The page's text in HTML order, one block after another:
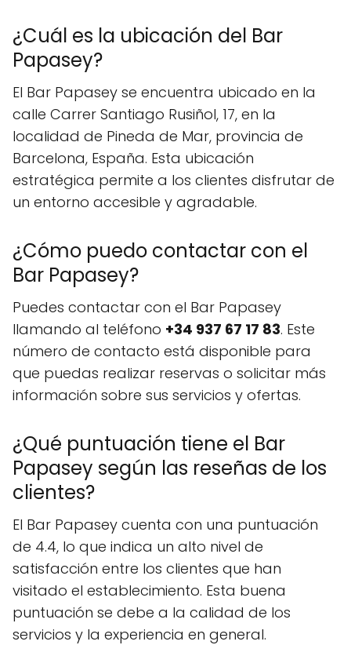
¿Cuál es la ubicación del Bar
Papasey?
El Bar Papasey se encuentra ubicado en la
calle Carrer Santiago Rusiñol, 17, en la
localidad de Pineda de Mar, provincia de
Barcelona, España. Esta ubicación
estratégica permite a los clientes disfrutar de
un entorno accesible y agradable.
¿Cómo puedo contactar con el
Bar Papasey?
Puedes contactar con el Bar Papasey
llamando al teléfono +34 937 67 17 83. Este
número de contacto está disponible para
que puedas realizar reservas o solicitar más
información sobre sus servicios y ofertas.
¿Qué puntuación tiene el Bar
Papasey según las reseñas de los
clientes?
El Bar Papasey cuenta con una puntuación
de 4.4, lo que indica un alto nivel de
satisfacción entre los clientes que han
visitado el establecimiento. Esta buena
puntuación se debe a la calidad de los
servicios y la experiencia en general.